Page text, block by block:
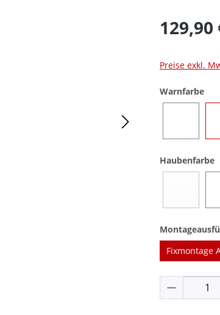
129,90
Preise exkl.
Warnfarbe
Haubenfarbe
Fixmontage